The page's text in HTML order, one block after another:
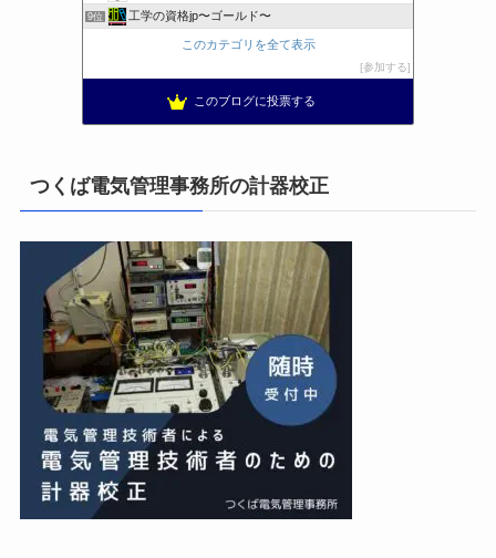
9位 工学の資格jp〜ゴールド〜
日置空調 | エアコン取付 鹿児島 | 鹿児島のエアコン工事
太陽光発電で、第二の年金.JP茨城県鹿嶋市赤嶺電研企画ブログ
このカテゴリを全て表示
参加する
このブログに投票する
つくば電気管理事務所の計器校正